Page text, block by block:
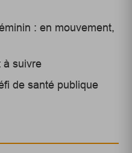
: en mouvement,
à suivre
de santé publique